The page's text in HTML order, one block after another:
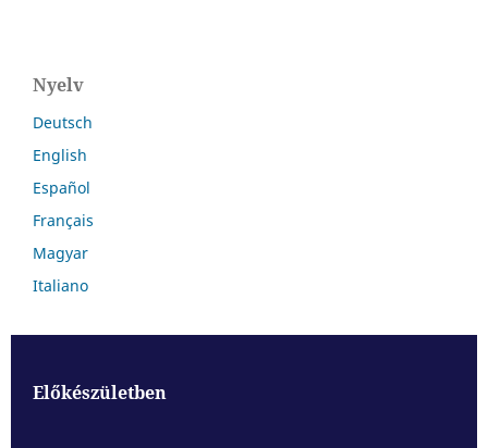
Nyelv
Deutsch
English
Español
Français
Magyar
Italiano
Előkészületben